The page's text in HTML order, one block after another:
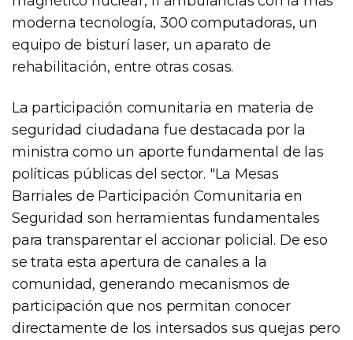
moderna tecnología, 300 computadoras, un
equipo de bisturí laser, un aparato de
rehabilitación, entre otras cosas.
La participación comunitaria en materia de
seguridad ciudadana fue destacada por la
ministra como un aporte fundamental de las
políticas públicas del sector. "La Mesas
Barriales de Participación Comunitaria en
Seguridad son herramientas fundamentales
para transparentar el accionar policial. De eso
se trata esta apertura de canales a la
comunidad, generando mecanismos de
participación que nos permitan conocer
directamente de los intersados sus quejas pero